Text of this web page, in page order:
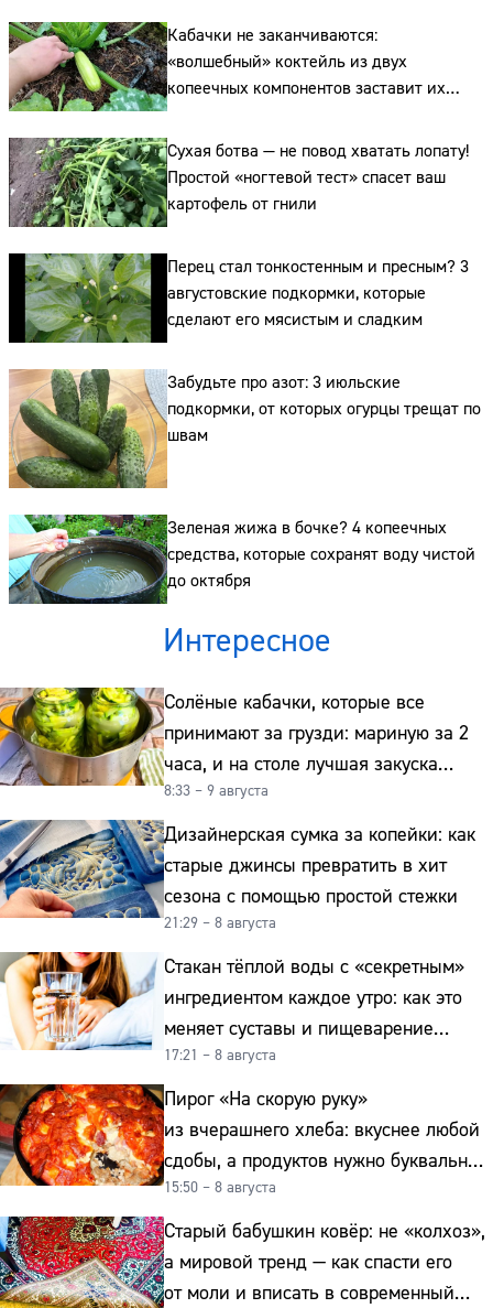
Кабачки не заканчиваются:
«волшебный» коктейль из двух
копеечных компонентов заставит их
плодоносить до самых заморозков
Сухая ботва — не повод хватать лопату!
Простой «ногтевой тест» спасет ваш
картофель от гнили
Перец стал тонкостенным и пресным? 3
августовские подкормки, которые
сделают его мясистым и сладким
Забудьте про азот: 3 июльские
подкормки, от которых огурцы трещат по
швам
Зеленая жижа в бочке? 4 копеечных
средства, которые сохранят воду чистой
до октября
Интересное
Солёные кабачки, которые все
принимают за грузди: мариную за 2
часа, и на столе лучшая закуска
к картошке
8:33 – 9 августа
Дизайнерская сумка за копейки: как
старые джинсы превратить в хит
сезона с помощью простой стежки
21:29 – 8 августа
Стакан тёплой воды с «секретным»
ингредиентом каждое утро: как это
меняет суставы и пищеварение
после 50
17:21 – 8 августа
Пирог «На скорую руку»
из вчерашнего хлеба: вкуснее любой
сдобы, а продуктов нужно буквально
копейки
15:50 – 8 августа
Старый бабушкин ковёр: не «колхоз»,
а мировой тренд — как спасти его
от моли и вписать в современный
Сайт:
Телефон: